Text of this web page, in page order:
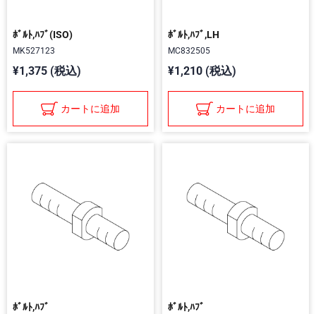
ﾎﾞﾙﾄ,ﾊﾌﾞ(ISO)
MK527123
¥1,375 (税込)
カートに追加
ﾎﾞﾙﾄ,ﾊﾌﾞ,LH
MC832505
¥1,210 (税込)
カートに追加
ﾎﾞﾙﾄ,ﾊﾌﾞ ﾎﾞﾙﾄ,ﾊﾌﾞ